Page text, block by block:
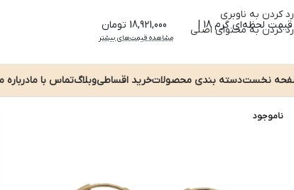
رد کردن به ناوبری
رد کردن به محتوای اصلی
قیمت لحظه‌ای گرم 18 | 18,921,000 تومان
مشاهده قیمت‌های بیشتر
نخستدسته بندی محصولاتخرید اقساطیوبلاگتماس با مادرباره
ناموجود